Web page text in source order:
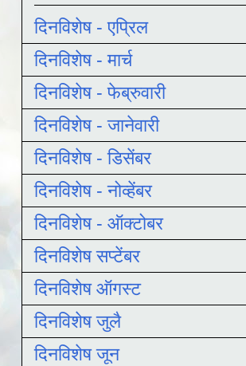
दिनविशेष - एप्रिल
दिनविशेष - मार्च
दिनविशेष - फेब्रुवारी
दिनविशेष - जानेवारी
दिनविशेष - डिसेंबर
दिनविशेष - नोव्हेंबर
दिनविशेष - ऑक्टोबर
दिनविशेष सप्टेंबर
दिनविशेष ऑगस्ट
दिनविशेष जुलै
दिनविशेष जून